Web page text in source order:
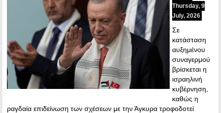
Thursday, 9
July, 2026
Σε
κατάσταση
αυξημένου
συναγερμού
βρίσκεται η
ισραηλινή
κυβέρνηση,
καθώς η
ραγδαία επιδείνωση των σχέσεων με την Άγκυρα τροφοδοτεί